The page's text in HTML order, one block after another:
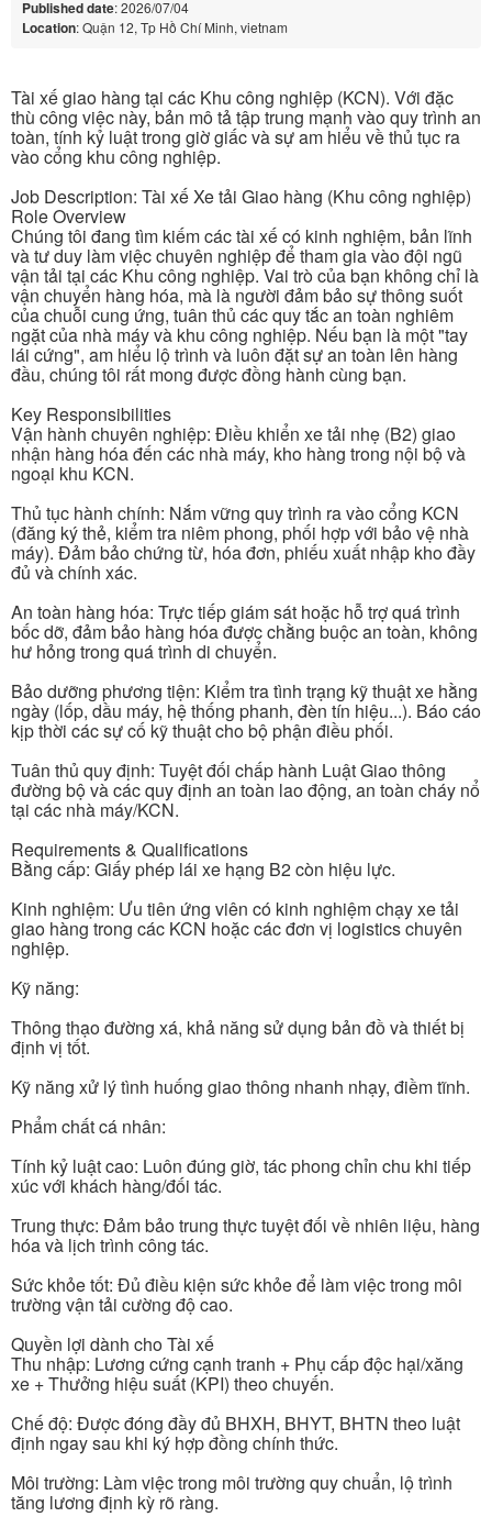
Published date: 2026/07/04
Location: Quận 12, Tp Hồ Chí Minh, vietnam
Tài xế giao hàng tại các Khu công nghiệp (KCN). Với đặc
thù công việc này, bản mô tả tập trung mạnh vào quy trình an
toàn, tính kỷ luật trong giờ giấc và sự am hiểu về thủ tục ra
vào cổng khu công nghiệp.
Job Description: Tài xế Xe tải Giao hàng (Khu công nghiệp)
Role Overview
Chúng tôi đang tìm kiếm các tài xế có kinh nghiệm, bản lĩnh
và tư duy làm việc chuyên nghiệp để tham gia vào đội ngũ
vận tải tại các Khu công nghiệp. Vai trò của bạn không chỉ là
vận chuyển hàng hóa, mà là người đảm bảo sự thông suốt
của chuỗi cung ứng, tuân thủ các quy tắc an toàn nghiêm
ngặt của nhà máy và khu công nghiệp. Nếu bạn là một "tay
lái cứng", am hiểu lộ trình và luôn đặt sự an toàn lên hàng
đầu, chúng tôi rất mong được đồng hành cùng bạn.
Key Responsibilities
Vận hành chuyên nghiệp: Điều khiển xe tải nhẹ (B2) giao
nhận hàng hóa đến các nhà máy, kho hàng trong nội bộ và
ngoại khu KCN.
Thủ tục hành chính: Nắm vững quy trình ra vào cổng KCN
(đăng ký thẻ, kiểm tra niêm phong, phối hợp với bảo vệ nhà
máy). Đảm bảo chứng từ, hóa đơn, phiếu xuất nhập kho đầy
đủ và chính xác.
An toàn hàng hóa: Trực tiếp giám sát hoặc hỗ trợ quá trình
bốc dỡ, đảm bảo hàng hóa được chằng buộc an toàn, không
hư hỏng trong quá trình di chuyển.
Bảo dưỡng phương tiện: Kiểm tra tình trạng kỹ thuật xe hằng
ngày (lốp, dầu máy, hệ thống phanh, đèn tín hiệu...). Báo cáo
kịp thời các sự cố kỹ thuật cho bộ phận điều phối.
Tuân thủ quy định: Tuyệt đối chấp hành Luật Giao thông
đường bộ và các quy định an toàn lao động, an toàn cháy nổ
tại các nhà máy/KCN.
Requirements & Qualifications
Bằng cấp: Giấy phép lái xe hạng B2 còn hiệu lực.
Kinh nghiệm: Ưu tiên ứng viên có kinh nghiệm chạy xe tải
giao hàng trong các KCN hoặc các đơn vị logistics chuyên
nghiệp.
Kỹ năng:
Thông thạo đường xá, khả năng sử dụng bản đồ và thiết bị
định vị tốt.
Kỹ năng xử lý tình huống giao thông nhanh nhạy, điềm tĩnh.
Phẩm chất cá nhân:
Tính kỷ luật cao: Luôn đúng giờ, tác phong chỉn chu khi tiếp
xúc với khách hàng/đối tác.
Trung thực: Đảm bảo trung thực tuyệt đối về nhiên liệu, hàng
hóa và lịch trình công tác.
Sức khỏe tốt: Đủ điều kiện sức khỏe để làm việc trong môi
trường vận tải cường độ cao.
Quyền lợi dành cho Tài xế
Thu nhập: Lương cứng cạnh tranh + Phụ cấp độc hại/xăng
xe + Thưởng hiệu suất (KPI) theo chuyến.
Chế độ: Được đóng đầy đủ BHXH, BHYT, BHTN theo luật
định ngay sau khi ký hợp đồng chính thức.
Môi trường: Làm việc trong môi trường quy chuẩn, lộ trình
tăng lương định kỳ rõ ràng.